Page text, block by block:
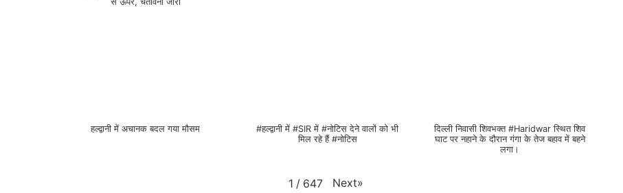
हल्द्वानी में अचानक बदल गया मौसम
#हल्द्वानी में #SIR में #नोटिस देने वालों को भी
मिल रहे हैं #नोटिस
दिल्ली निवासी शिवभक्त #Haridwar स्थित शिव
घाट पर नहाने के दौरान गंगा के तेज बहाव में बहने
लगा।
1 / 647 Next»